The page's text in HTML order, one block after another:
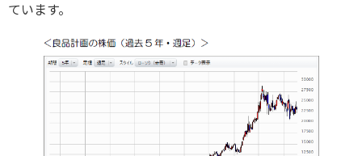
ています。